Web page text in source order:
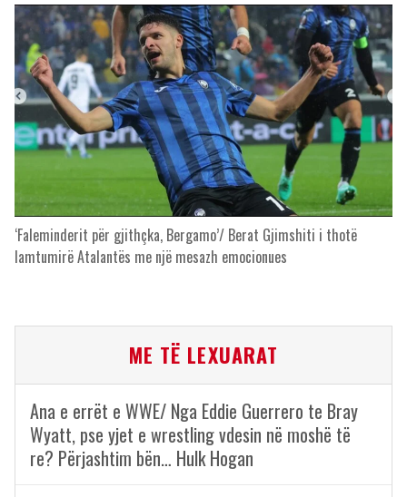
‘Faleminderit për gjithçka, Bergamo’/ Berat Gjimshiti i thotë
lamtumirë Atalantës me një mesazh emocionues
ME TË LEXUARAT
Ana e errët e WWE/ Nga Eddie Guerrero te Bray
Wyatt, pse yjet e wrestling vdesin në moshë të
re? Përjashtim bën… Hulk Hogan